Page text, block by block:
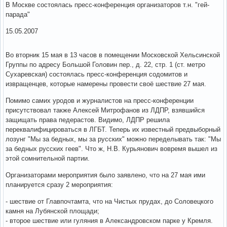
В Москве состоялась пресс-конференция организаторов т.н. "гей-
парада"
15.05.2007
Во вторник 15 мая в 13 часов в помещении Московской Хельсинской
Группы по адресу Большой Головин пер., д. 22, стр. 1 (ст. метро
Сухаревская) состоялась пресс-конференция содомитов и
извращенцев, которые намерены провести своё шествие 27 мая.
Помимо самих уродов и журналистов на пресс-конференции
присутствовал также Алексей Митрофанов из ЛДПР, взявшийся
защищать права педерастов. Видимо, ЛДПР решила
переквалифицироваться в ЛГБТ. Теперь их известный предвыборный
лозунг "Мы за бедных, мы за русских" можно переделывать так: "Мы
за бедных русских геев". Что ж, Н.В. Курьянович вовремя вышел из
этой сомнительной партии.
Организаторами мероприятия было заявлено, что на 27 мая ими
планируется сразу 2 мероприятия:
- шествие от Главпочтамта, что на Чистых прудах, до Соловецкого
камня на Лубянской площади;
- второе шествие или гуляния в Александровском парке у Кремля.